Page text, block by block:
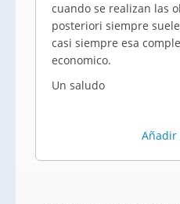
cuando se realizan las
posteriori siempre
casi siempre esa
economico.
Un saludo
Añadir